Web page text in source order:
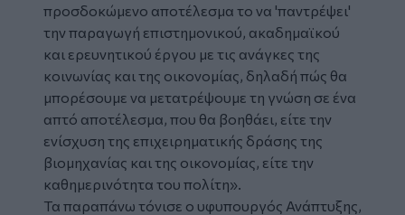
προσδοκώμενο αποτέλεσμα το να 'παντρέψει'
την παραγωγή επιστημονικού, ακαδημαϊκού
και ερευνητικού έργου με τις ανάγκες της
κοινωνίας και της οικονομίας, δηλαδή πώς θα
μπορέσουμε να μετατρέψουμε τη γνώση σε ένα
απτό αποτέλεσμα, που θα βοηθάει, είτε την
ενίσχυση της επιχειρηματικής δράσης της
βιομηχανίας και της οικονομίας, είτε την
καθημερινότητα του πολίτη».
Τα παραπάνω τόνισε ο υφυπουργός Ανάπτυξης,